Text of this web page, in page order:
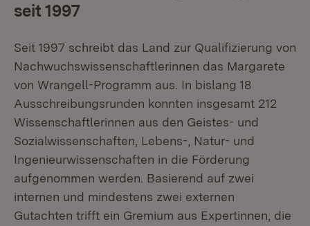
seit 1997
Seit 1997 schreibt das Land zur Qualifizierung von
Nachwuchswissen­schaftlerinnen das Margarete
von Wrangell-Programm aus. In bislang 18
Ausschreibungsrunden konnten insgesamt 212
Wissenschaftlerinnen aus den Geistes- und
Sozialwissenschaften, Lebens-, Natur- und
Ingenieur­wis­senschaften in die Förderung
aufgenommen werden. Basierend auf zwei
internen und mindestens zwei externen
Gutachten trifft ein Gremium aus Expertinnen, die